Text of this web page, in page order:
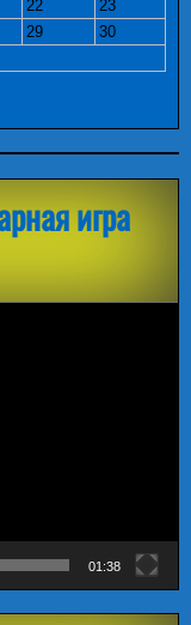
22
23
29
30
игра
01:38